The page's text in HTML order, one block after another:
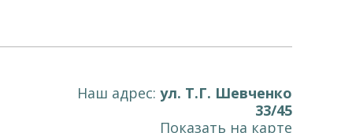
Наш адрес: ул. Т.Г. Шевченко
33/45
Показать на карте